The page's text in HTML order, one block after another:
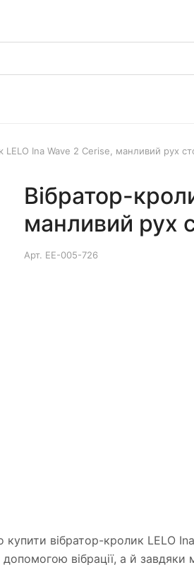
LELO Ina Wave 2 Cerise, манливий рух
Вібратор-
манливий рух
Арт. EE-005-726
вібратор-кролик LELO
вібрації, а й